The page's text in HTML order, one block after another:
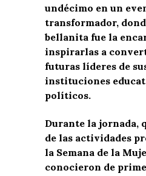
undécimo en un
transformador,
bellanita fue la
inspirarlas a
futuras líderes de
instituciones
políticos.
Durante la jornada,
de las actividades
la Semana de la
conocieron de